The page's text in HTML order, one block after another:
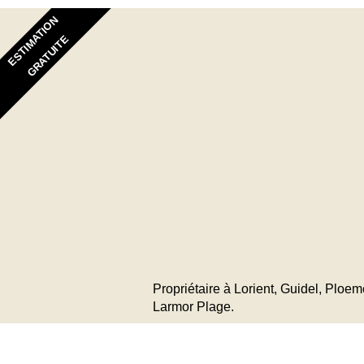
Propriétaire à Lorient, Guidel,
Larmor Plage.
ESTIMATION
GRATUITE